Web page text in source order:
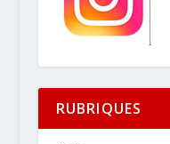
RUBRIQUES